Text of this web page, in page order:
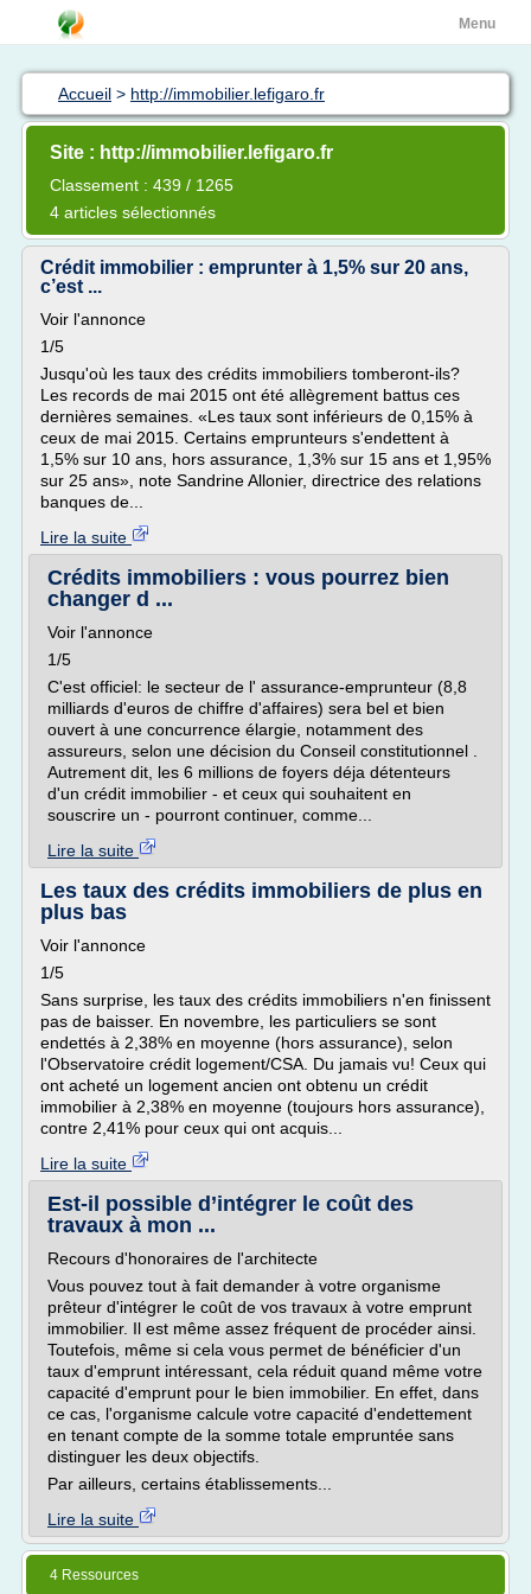
Menu
Accueil > http://immobilier.lefigaro.fr
Site : http://immobilier.lefigaro.fr
Classement : 439 / 1265
4 articles sélectionnés
Crédit immobilier : emprunter à 1,5% sur 20 ans,
c’est ...
Voir l'annonce
1/5
Jusqu'où les taux des crédits immobiliers tomberont-ils?
Les records de mai 2015 ont été allègrement battus ces
dernières semaines. «Les taux sont inférieurs de 0,15% à
ceux de mai 2015. Certains emprunteurs s'endettent à
1,5% sur 10 ans, hors assurance, 1,3% sur 15 ans et 1,95%
sur 25 ans», note Sandrine Allonier, directrice des relations
banques de...
Lire la suite
Crédits immobiliers : vous pourrez bien
changer d ...
Voir l'annonce
1/5
C'est officiel: le secteur de l' assurance-emprunteur (8,8
milliards d'euros de chiffre d'affaires) sera bel et bien
ouvert à une concurrence élargie, notamment des
assureurs, selon une décision du Conseil constitutionnel .
Autrement dit, les 6 millions de foyers déja détenteurs
d'un crédit immobilier - et ceux qui souhaitent en
souscrire un - pourront continuer, comme...
Lire la suite
Les taux des crédits immobiliers de plus en
plus bas
Voir l'annonce
1/5
Sans surprise, les taux des crédits immobiliers n'en finissent
pas de baisser. En novembre, les particuliers se sont
endettés à 2,38% en moyenne (hors assurance), selon
l'Observatoire crédit logement/CSA. Du jamais vu! Ceux qui
ont acheté un logement ancien ont obtenu un crédit
immobilier à 2,38% en moyenne (toujours hors assurance),
contre 2,41% pour ceux qui ont acquis...
Lire la suite
Est-il possible d’intégrer le coût des
travaux à mon ...
Recours d'honoraires de l'architecte
Vous pouvez tout à fait demander à votre organisme
prêteur d'intégrer le coût de vos travaux à votre emprunt
immobilier. Il est même assez fréquent de procéder ainsi.
Toutefois, même si cela vous permet de bénéficier d'un
taux d'emprunt intéressant, cela réduit quand même votre
capacité d'emprunt pour le bien immobilier. En effet, dans
ce cas, l'organisme calcule votre capacité d'endettement
en tenant compte de la somme totale empruntée sans
distinguer les deux objectifs.
Par ailleurs, certains établissements...
Lire la suite
4 Ressources